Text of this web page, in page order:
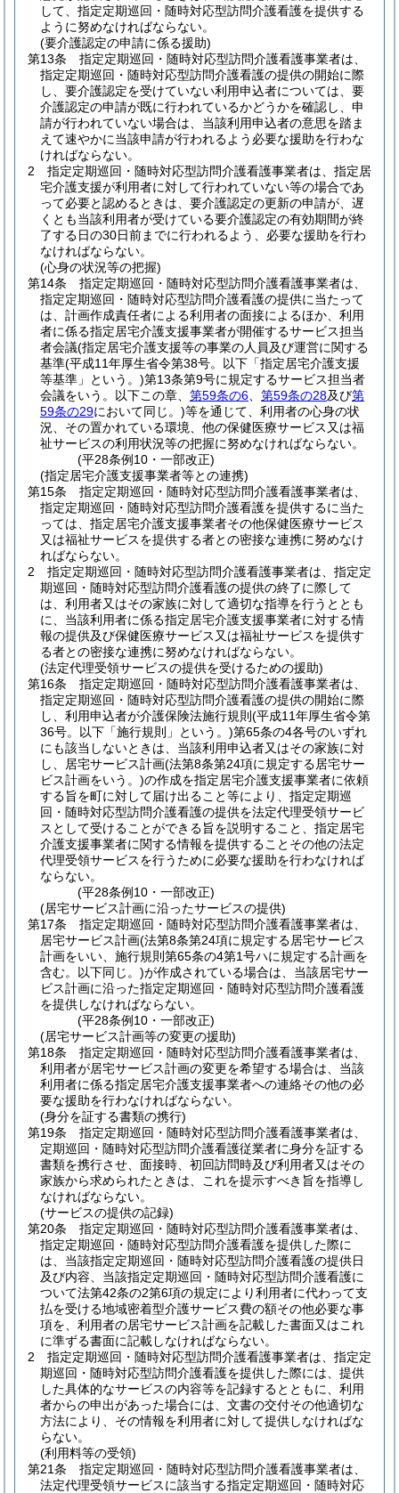
して、指定定期巡回・随時対応型訪問介護看護を提供する
ように努めなければならない。
(要介護認定の申請に係る援助)
第13条
指定定期巡回・随時対応型訪問介護看護事業者は、
指定定期巡回・随時対応型訪問介護看護の提供の開始に際
し、要介護認定を受けていない利用申込者については、要
介護認定の申請が既に行われているかどうかを確認し、申
請が行われていない場合は、当該利用申込者の意思を踏ま
えて速やかに当該申請が行われるよう必要な援助を行わな
ければならない。
2
指定定期巡回・随時対応型訪問介護看護事業者は、指定居
宅介護支援が利用者に対して行われていない等の場合であ
って必要と認めるときは、要介護認定の更新の申請が、遅
くとも当該利用者が受けている要介護認定の有効期間が終
了する日の30日前までに行われるよう、必要な援助を行わ
なければならない。
(心身の状況等の把握)
第14条
指定定期巡回・随時対応型訪問介護看護事業者は、
指定定期巡回・随時対応型訪問介護看護の提供に当たって
は、計画作成責任者による利用者の面接によるほか、利用
者に係る指定居宅介護支援事業者が開催するサービス担当
者会議(指定居宅介護支援等の事業の人員及び運営に関する
基準(平成11年厚生省令第38号。以下「指定居宅介護支援
等基準」という。)第13条第9号に規定するサービス担当者
会議をいう。以下この章、 第59条の6 第59条の28及び第
59条の29において同じ。)等を通じて、利用者の心身の状
況、その置かれている環境、他の保健医療サービス又は福
祉サービスの利用状況等の把握に努めなければならない。
(平28条例10・一部改正)
(指定居宅介護支援事業者等との連携)
第15条
指定定期巡回・随時対応型訪問介護看護事業者は、
指定定期巡回・随時対応型訪問介護看護を提供するに当た
っては、指定居宅介護支援事業者その他保健医療サービス
又は福祉サービスを提供する者との密接な連携に努めなけ
ればならない。
2
指定定期巡回・随時対応型訪問介護看護事業者は、指定定
期巡回・随時対応型訪問介護看護の提供の終了に際して
は、利用者又はその家族に対して適切な指導を行うととも
に、当該利用者に係る指定居宅介護支援事業者に対する情
報の提供及び保健医療サービス又は福祉サービスを提供す
る者との密接な連携に努めなければならない。
(法定代理受領サービスの提供を受けるための援助)
第16条
指定定期巡回・随時対応型訪問介護看護事業者は、
指定定期巡回・随時対応型訪問介護看護の提供の開始に際
し、利用申込者が介護保険法施行規則 (平成11年厚生省令第
36号。以下「施行規則」という。)第65条の4各号のいずれ
にも該当しないときは、当該利用申込者又はその家族に対
し、居宅サービス計画(法第8条第24項に規定する居宅サー
ビス計画をいう。)の作成を指定居宅介護支援事業者に依頼
する旨を町に対して届け出ること等により、指定定期巡
回・随時対応型訪問介護看護の提供を法定代理受領サービ
スとして受けることができる旨を説明すること、指定居宅
介護支援事業者に関する情報を提供することその他の法定
代理受領サービスを行うために必要な援助を行わなければ
ならない。
(平28条例10・一部改正)
(居宅サービス計画に沿ったサービスの提供)
第17条
指定定期巡回・随時対応型訪問介護看護事業者は、
居宅サービス計画(法第8条第24項に規定する居宅サービス
計画をいい、施行規則第65条の4第1号ハに規定する計画を
含む。以下同じ。)が作成されている場合は、当該居宅サー
ビス計画に沿った指定定期巡回・随時対応型訪問介護看護
を提供しなければならない。
(平28条例10・一部改正)
(居宅サービス計画等の変更の援助)
第18条
指定定期巡回・随時対応型訪問介護看護事業者は、
利用者が居宅サービス計画の変更を希望する場合は、当該
利用者に係る指定居宅介護支援事業者への連絡その他の必
要な援助を行わなければならない。
(身分を証する書類の携行)
第19条
指定定期巡回・随時対応型訪問介護看護事業者は、
定期巡回・随時対応型訪問介護看護従業者に身分を証する
書類を携行させ、面接時、初回訪問時及び利用者又はその
家族から求められたときは、これを提示すべき旨を指導し
なければならない。
(サービスの提供の記録)
第20条
指定定期巡回・随時対応型訪問介護看護事業者は、
指定定期巡回・随時対応型訪問介護看護を提供した際に
は、当該指定定期巡回・随時対応型訪問介護看護の提供日
及び内容、当該指定定期巡回・随時対応型訪問介護看護に
ついて法第42条の2第6項の規定により利用者に代わって支
払を受ける地域密着型介護サービス費の額その他必要な事
項を、利用者の居宅サービス計画を記載した書面又はこれ
に準ずる書面に記載しなければならない。
2
指定定期巡回・随時対応型訪問介護看護事業者は、指定定
期巡回・随時対応型訪問介護看護を提供した際には、提供
した具体的なサービスの内容等を記録するとともに、利用
者からの申出があった場合には、文書の交付その他適切な
方法により、その情報を利用者に対して提供しなければな
らない。
(利用料等の受領)
第21条
指定定期巡回・随時対応型訪問介護看護事業者は、
法定代理受領サービスに該当する指定定期巡回・随時対応